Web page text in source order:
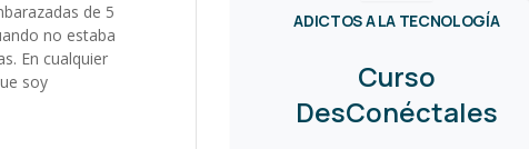
de 5
no estaba
En cualquier
soy
ADICTOS A LA TECNOLOGÍA
Curso
DesConéctales